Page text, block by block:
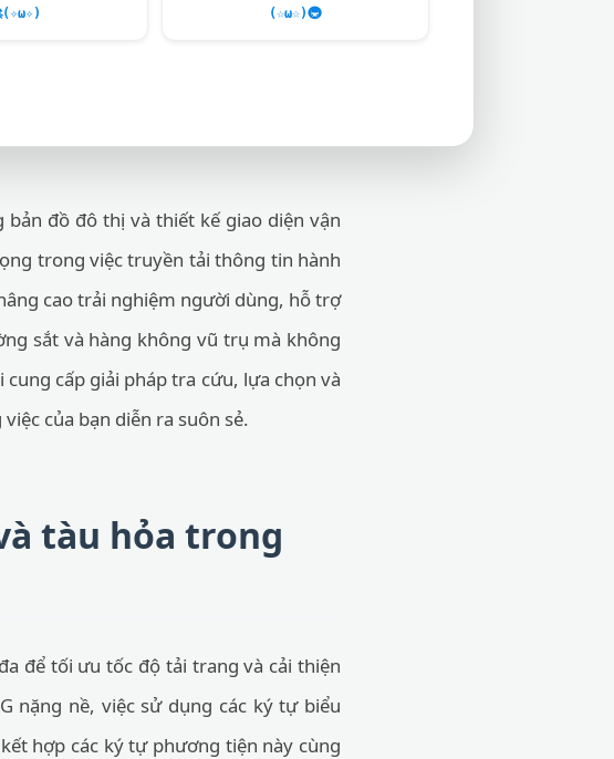
(✧ω✧) (☆ω☆)🚇
đồ đô thị và thiết kế giao diện vận
trong việc truyền tải thông tin hành
cao trải nghiệm người dùng, hỗ trợ
sắt và hàng không vũ trụ mà không
cấp giải pháp tra cứu, lựa chọn và
của bạn diễn ra suôn sẻ.
tàu hỏa trong
để tối ưu tốc độ tải trang và cải thiện
nặng nề, việc sử dụng các ký tự biểu
hợp các ký tự phương tiện này cùng